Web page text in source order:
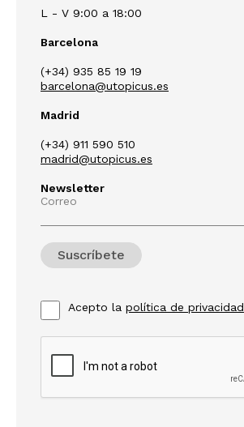
L - V 9:00 a 18:00
Barcelona
(+34) 935 85 19 19
barcelona@utopicus.es
Madrid
(+34) 911 590 510
madrid@utopicus.es
Newsletter
Correo
Acepto la política de privacidad